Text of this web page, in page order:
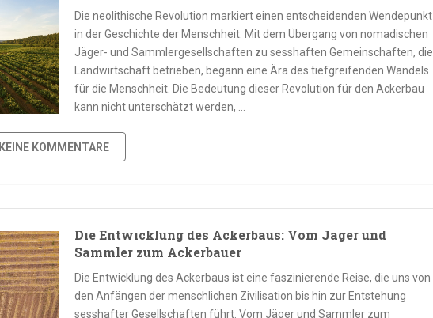
Die neolithische Revolution markiert einen entscheidenden Wendepunkt
in der Geschichte der Menschheit. Mit dem Übergang von nomadischen
Jäger- und Sammlergesellschaften zu sesshaften Gemeinschaften, die
Landwirtschaft betrieben, begann eine Ära des tiefgreifenden Wandels
für die Menschheit. Die Bedeutung dieser Revolution für den Ackerbau
kann nicht unterschätzt werden, …
KEINE KOMMENTARE
Die Entwicklung des Ackerbaus: Vom Jäger und
Sammler zum Ackerbauer
Die Entwicklung des Ackerbaus ist eine faszinierende Reise, die uns von
den Anfängen der menschlichen Zivilisation bis hin zur Entstehung
sesshafter Gesellschaften führt. Vom Jäger und Sammler zum